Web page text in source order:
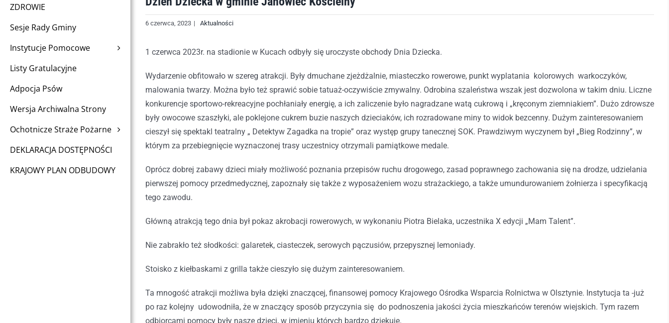
ZDROWIE
Sesje Rady Gminy
Instytucje Pomocowe
Listy Gratulacyjne
Adpocja Psów
Wersja Archiwalna Strony
Ochotnicze Straże Pożarne
DEKLARACJA DOSTĘPNOŚCI
KRAJOWY PLAN ODBUDOWY
6 czerwca, 2023 | Aktualności
1 czerwca 2023r. na stadionie w Kucach odbyły się uroczyste obchody Dnia Dziecka.
Wydarzenie obfitowało w szereg atrakcji. Były dmuchane zjeżdżalnie, miasteczko rowerowe, punkt wyplatania kolorowych warkoczyków,
malowania twarzy. Można było też sprawić sobie tatuaż-oczywiście zmywalny. Odrobina szaleństwa wszak jest dozwolona w takim dniu. Liczne
konkurencje sportowo-rekreacyjne pochłaniały energię, a ich zaliczenie było nagradzane watą cukrową i „kręconym ziemniakiem”. Dużo zdrowsze
były owocowe szaszłyki, ale poklejone cukrem buzie naszych dzieciaków, ich rozradowane miny to widok bezcenny. Dużym zainteresowaniem
cieszył się spektakl teatralny „ Detektyw Zagadka na tropie” oraz występ grupy tanecznej SOK. Prawdziwym wyczynem był „Bieg Rodzinny”, w
którym za przebiegnięcie wyznaczonej trasy uczestnicy otrzymali pamiątkowe medale.
Oprócz dobrej zabawy dzieci miały możliwość poznania przepisów ruchu drogowego, zasad poprawnego zachowania się na drodze, udzielania
pierwszej pomocy przedmedycznej, zapoznały się także z wyposażeniem wozu strażackiego, a także umundurowaniem żołnierza i specyfikacją
tego zawodu.
Główną atrakcją tego dnia był pokaz akrobacji rowerowych, w wykonaniu Piotra Bielaka, uczestnika X edycji „Mam Talent”.
Nie zabrakło też słodkości: galaretek, ciasteczek, serowych pączusiów, przepysznej lemoniady.
Stoisko z kiełbaskami z grilla także cieszyło się dużym zainteresowaniem.
Ta mnogość atrakcji możliwa była dzięki znaczącej, finansowej pomocy Krajowego Ośrodka Wsparcia Rolnictwa w Olsztynie. Instytucja ta -już
po raz kolejny udowodniła, że w znaczący sposób przyczynia się do podnoszenia jakości życia mieszkańców terenów wiejskich. Tym razem
odbiorcami pomocy były nasze dzieci, w imieniu których bardzo dziękuję.